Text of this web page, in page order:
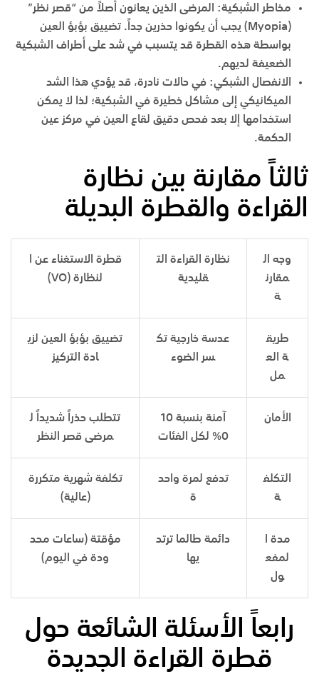
مخاطر الشبكية: المرضى الذين يعانون أصلاً من “قصر نظر”
(Myopia) يجب أن يكونوا حذرين جداً. تضييق بؤبؤ العين
بواسطة هذه القطرة قد يتسبب في شد على أطراف الشبكية
الضعيفة لديهم.
الانفصال الشبكي: في حالات نادرة، قد يؤدي هذا الشد
الميكانيكي إلى مشاكل خطيرة في الشبكية؛ لذا لا يمكن
استخدامها إلا بعد فحص دقيق لقاع العين في مركز عين
الحكمة.
ثالثاً مقارنة بين نظارة
القراءة والقطرة البديلة
وجه ال
مقارن
ة
نظارة القراءة الت
قليدية
قطرة الاستغناء عن ا
لنظارة (VO)
طريق
ة الع
مل
عدسة خارجية تك
سر الضوء
تضييق بؤبؤ العين لزي
ادة التركيز
الأمان
آمنة بنسبة 10
0% لكل الفئات
تتطلب حذراً شديداً ل
مرضى قصر النظر
التكلف
ة
تدفع لمرة واحد
ة
تكلفة شهرية متكررة
(عالية)
مدة ا
لمفع
ول
دائمة طالما ترتد
يها
مؤقتة (ساعات محد
ودة في اليوم)
رابعاً الأسئلة الشائعة حول
قطرة القراءة الجديدة